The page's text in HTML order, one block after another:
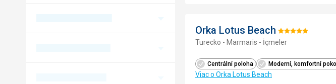
Orka Lotus Beach Hodnotenie:
5/5
Turecko - Marmaris - İçmeler
Centrální poloha Moderní, komfortní
Viac o Orka Lotus Beach